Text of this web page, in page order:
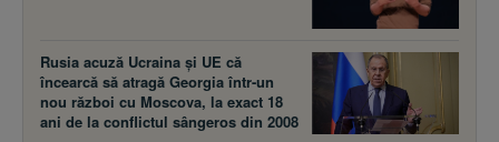
Rusia acuză Ucraina şi UE că
încearcă să atragă Georgia într-un
nou război cu Moscova, la exact 18
ani de la conflictul sângeros din 2008